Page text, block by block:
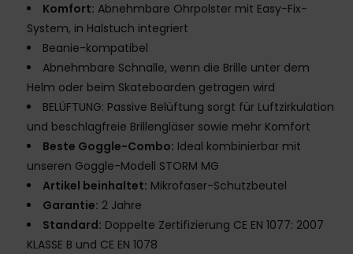
Komfort: Abnehmbare Ohrpolster mit Easy-Fix-
System, in Halstuch integriert
Beanie-kompatibel
Abnehmbare Schnalle, wenn die Brille unter dem
Helm oder beim Skateboarden getragen wird
BELÜFTUNG: Passive Belüftung sorgt für Luftzirkulation
und beschlagfreie Brillengläser sowie mehr Komfort
Beste Goggle-Combo: Ideal kombinierbar mit
unseren Goggle-Modell STORM MG
Artikel beinhaltet: Mikrofaser-Schutzbeutel
Garantie: 2 Jahre
Standard: Doppelte Zertifizierung CE EN 1077: 2007
KLASSE B und CE EN 1078